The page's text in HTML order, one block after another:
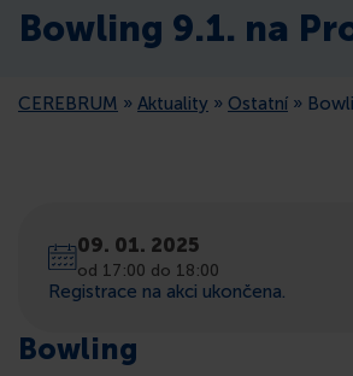
KOMUNITNÍ CENTRUM
ČLENSTVÍ
CEREBRUM V MÉDIÍCH
Bowling 9.1. na
CEREBRUM » Aktuality » Ostatní »
09. 01. 2025
od 17:00 do 18:00
Registrace na akci ukončena.
Bowling